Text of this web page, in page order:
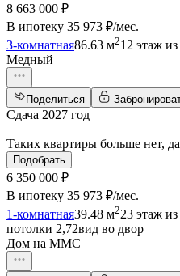
8 663 000 ₽
В ипотеку 35 973 ₽/мес.
3-комнатная86.63 м212 этаж
Медный
Поделиться
Сдача 2027 год
Таких квартиры больше нет,
Подобрать
6 350 000 ₽
В ипотеку 35 973 ₽/мес.
1-комнатная39.48 м223 этаж
потолки 2,72вид во двор
Дом на ММС